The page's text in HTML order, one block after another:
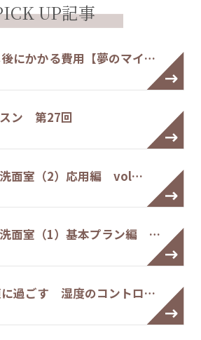
UP記事
にかかる費用【夢のマイ…
スン 第27回
洗面室（2）応用編 vol…
面室（1）基本プラン編 …
過ごす 湿度のコントロ…